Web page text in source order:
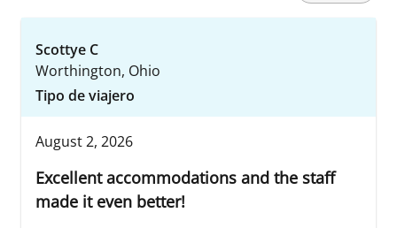
Scottye C
Worthington, Ohio
Tipo de viajero
August 2, 2026
Excellent accommodations and the staff
made it even better!